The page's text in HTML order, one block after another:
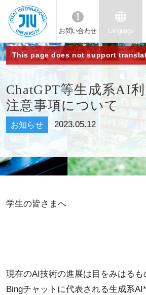
JIU 城西国
際大学
お問い合わせ Language
This page does not support
ChatGPT等生成系AI
注意事項について
お知らせ 2023.05.12
学生の皆さまへ
現在のAI技術の進展は目をみはる
Bingチャットに代表される生成系